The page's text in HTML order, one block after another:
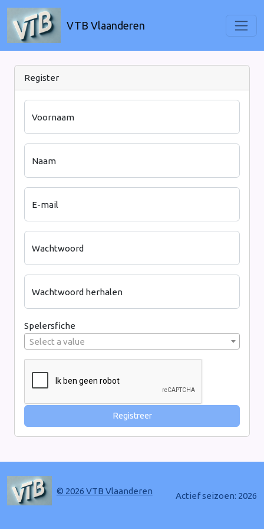
VTB Vlaanderen
Register
Voornaam
Naam
E-mail
Wachtwoord
Wachtwoord herhalen
Spelersfiche
Select a value
Registreer
© 2026 VTB Vlaanderen Actief seizoen: 2026